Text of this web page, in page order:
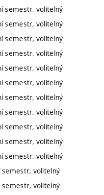
semestr, volitelný
semestr, volitelný
semestr, volitelný
semestr, volitelný
semestr, volitelný
semestr, volitelný
semestr, volitelný
semestr, volitelný
semestr, volitelný
semestr, volitelný
semestr, volitelný
volitelný
volitelný